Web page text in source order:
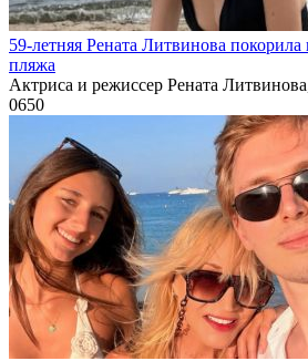
59-летняя Рената Литвинова
пляжа
Актриса и режиссер Рената
0650